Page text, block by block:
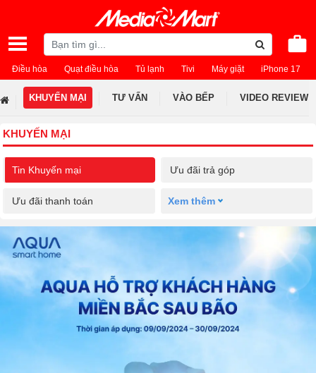
Điều hòa Quạt điều hòa Tủ lạnh Tivi Máy giặt iPhone 17
KHUYẾN MẠI TƯ VẤN VÀO BẾP VIDEO REVIEW
KHUYẾN MẠI
Tin Khuyến mại Ưu đãi trả góp
Ưu đãi thanh toán Xem thêm